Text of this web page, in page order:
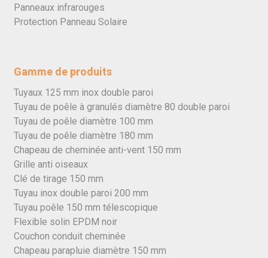
Panneaux infrarouges
Protection Panneau Solaire
Gamme de produits
Tuyaux 125 mm inox double paroi
Tuyau de poêle à granulés diamètre 80 double paroi
Tuyau de poêle diamètre 100 mm
Tuyau de poêle diamètre 180 mm
Chapeau de cheminée anti-vent 150 mm
Grille anti oiseaux
Clé de tirage 150 mm
Tuyau inox double paroi 200 mm
Tuyau poêle 150 mm télescopique
Flexible solin EPDM noir
Couchon conduit cheminée
Chapeau parapluie diamètre 150 mm